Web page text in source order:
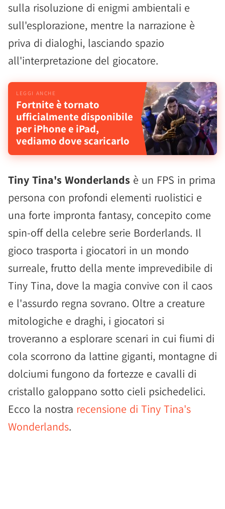
sulla risoluzione di enigmi ambientali e
sull'esplorazione, mentre la narrazione è
priva di dialoghi, lasciando spazio
all'interpretazione del giocatore.
Fortnite è tornato
ufficialmente disponibile
per iPhone e iPad,
vediamo dove scaricarlo
Tiny Tina's Wonderlands è un FPS in prima
persona con profondi elementi ruolistici e
una forte impronta fantasy, concepito come
spin-off della celebre serie Borderlands. Il
gioco trasporta i giocatori in un mondo
surreale, frutto della mente imprevedibile di
Tiny Tina, dove la magia convive con il caos
e l'assurdo regna sovrano. Oltre a creature
mitologiche e draghi, i giocatori si
troveranno a esplorare scenari in cui fiumi di
cola scorrono da lattine giganti, montagne di
dolciumi fungono da fortezze e cavalli di
cristallo galoppano sotto cieli psichedelici.
Ecco la nostra recensione di Tiny Tina's
Wonderlands.